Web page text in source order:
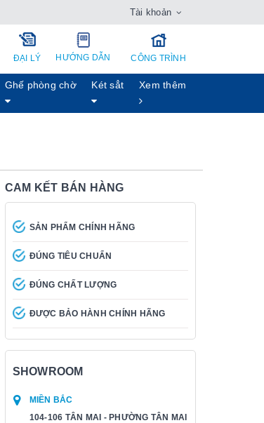
Tài khoản
ĐẠI LÝ HƯỚNG DẪN CÔNG TRÌNH
Ghế phòng chờ Két sẳt Xem thêm
CAM KẾT BÁN HÀNG
SẢN PHẨM CHÍNH HÃNG
ĐÚNG TIÊU CHUẨN
ĐÚNG CHẤT LƯỢNG
ĐƯỢC BẢO HÀNH CHÍNH HÃNG
SHOWROOM
MIỀN BẮC
104-106 TÂN MAI - PHƯỜNG TÂN MAI